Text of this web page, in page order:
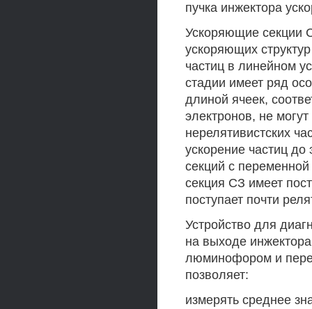
пучка инжектора
Ускоряющие секции
ускоряющих
частиц в линейном
стадии имеет ряд
длиной ячеек,
электронов, не
нерелятивистских
ускорение частиц
секций с
секция СЗ имеет
поступает почти
Устройство для
на выходе
люминофором и
позволяет:
измерять среднее